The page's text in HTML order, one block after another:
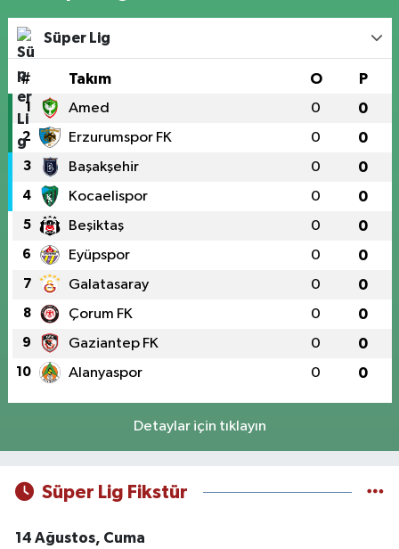
Süper Lig
# Takım O P
1 Amed 0 0
2 Erzurumspor FK 0 0
3 Başakşehir 0 0
4 Kocaelispor 0 0
5 Beşiktaş 0 0
6 Eyüpspor 0 0
7 Galatasaray 0 0
8 Çorum FK 0 0
9 Gaziantep FK 0 0
10 Alanyaspor 0 0
Detaylar için tıklayın
Süper Lig Fikstür
14 Ağustos, Cuma